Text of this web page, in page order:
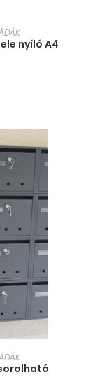
nyíló A4